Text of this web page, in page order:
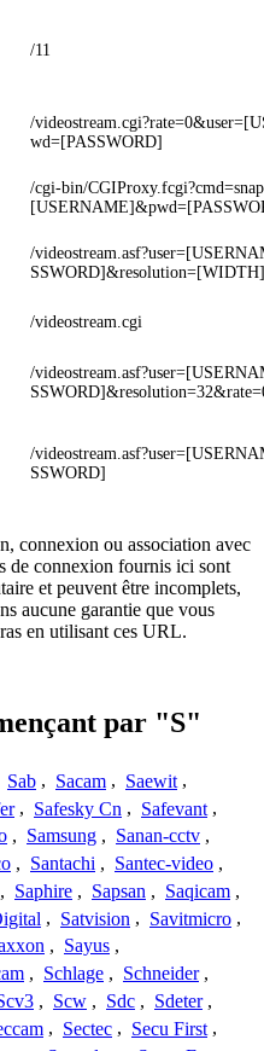
/11
/
wd=[PASSWORD]
/cgi-bin/
/
/videostream.cgi
/
/
SSWORD]
connexion ou association avec
de connexion fournis ici sont
et peuvent être incomplets,
aucune garantie que vous
en utilisant ces URL.
par "S"
Sab , Sacam , Saewit ,
, Safesky Cn , Safevant ,
, Samsung , Sanan-cctv ,
, Santachi , Santec-video ,
, Saphire , Sapsan , Saqicam ,
, Satvision , Savitmicro ,
, Sayus ,
, Schlage , Schneider ,
, Scw , Sdc , Sdeter ,
, Sectec , Secu First ,